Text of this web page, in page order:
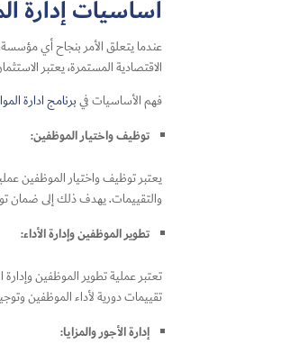
أساسيات إدارة
عندما يتعلق الأمر بنجاح أي مؤسسة،
الاقتصادية المستمرة، يعتبر
فهم الأساسيات فيبرنامج ادارة
توظيف واختيار الموظفين:
يعتبر توظيف واختيار الموظفين
والتقييمات. يهدف ذلك إلى ضمان
تطوير الموظفين وإدارة الأداء:
تعتبر عملية تطوير الموظفين
تقييمات دورية لأداء الموظفين
إدارة الأجور والمزايا: